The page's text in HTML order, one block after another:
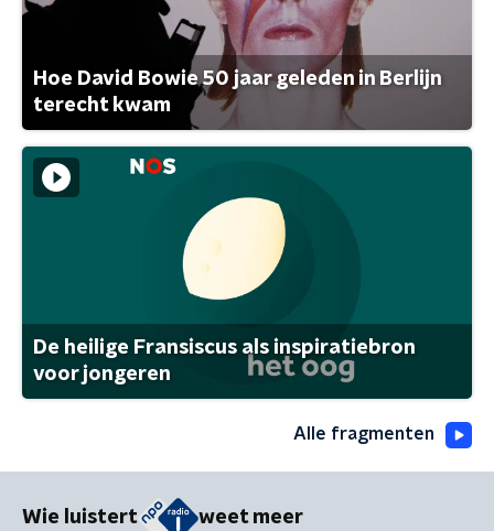
Hoe David Bowie 50 jaar geleden in Berlijn
terecht kwam
De heilige Fransiscus als inspiratiebron
voor jongeren
Alle fragmenten
Wie luistert weet meer